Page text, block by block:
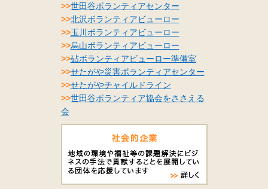
>>世田谷ボランティアセンター
>>北沢ボランティアビューロー
>>玉川ボランティアビューロー
>>烏山ボランティアビューロー
>>砧ボランティアビューロー準備室
>>せたがや災害ボランティアセンター
>>せたがやチャイルドライン
>>世田谷ボランティア協会をささえる
会